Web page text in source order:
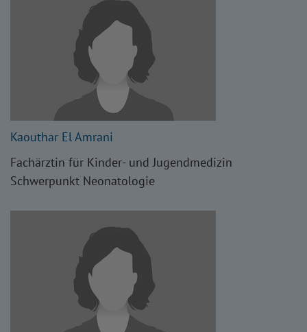
Kaouthar El Amrani
Fachärztin für Kinder- und Jugendmedizin
Schwerpunkt Neonatologie